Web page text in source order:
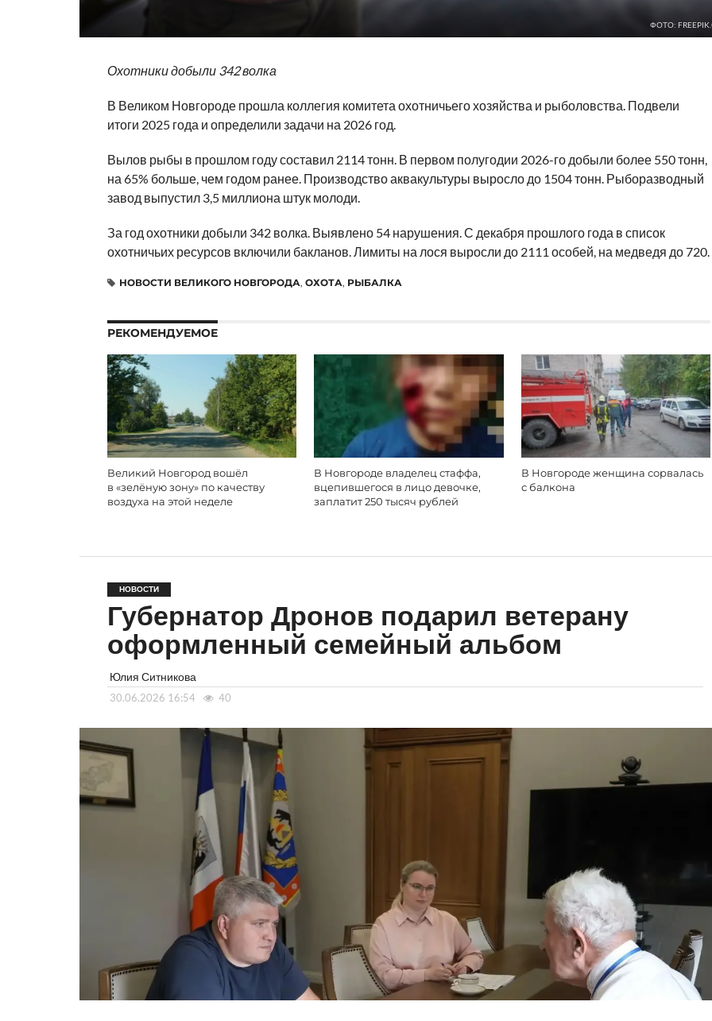
ФОТО:
Охотники добыли 342 волка
В Великом Новгороде прошла коллегия комитета охотничьего хозяйства и рыболовства. Подвели
итоги 2025 года и определили задачи на 2026 год.
Вылов рыбы в прошлом году составил 2114 тонн. В первом полугодии 2026-го добыли более 550 тонн,
на 65% больше, чем годом ранее. Производство аквакультуры выросло до 1504 тонн. Рыборазводный
завод выпустил 3,5 миллиона штук молоди.
За год охотники добыли 342 волка. Выявлено 54 нарушения. С декабря прошлого года в список
охотничьих ресурсов включили бакланов. Лимиты на лося выросли до 2111 особей, на медведя до 720.
НОВОСТИ ВЕЛИКОГО НОВГОРОДА, ОХОТА, РЫБАЛКА
РЕКОМЕНДУЕМОЕ
Великий Новгород вошёл
в «зелёную зону» по качеству
воздуха на этой неделе
В Новгороде владелец стаффа,
вцепившегося в лицо девочке,
заплатит 250 тысяч рублей
В Новгороде женщина сорвалась
с балкона
НОВОСТИ
Губернатор Дронов подарил ветерану
оформленный семейный альбом
Юлия Ситникова
30.06.2026 16:54 40